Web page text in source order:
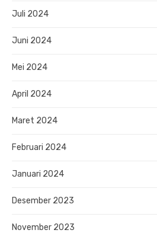
Juli 2024
Juni 2024
Mei 2024
April 2024
Maret 2024
Februari 2024
Januari 2024
Desember 2023
November 2023